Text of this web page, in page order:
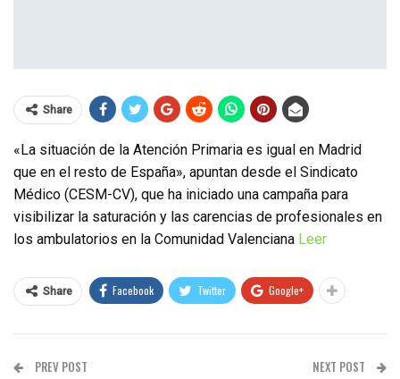
Share
«La situación de la Atención Primaria es igual en Madrid
que en el resto de España», apuntan desde el Sindicato
Médico (CESM-CV), que ha iniciado una campaña para
visibilizar la saturación y las carencias de profesionales en
los ambulatorios en la Comunidad Valenciana Leer
Share Facebook Twitter Google+
PREV POST NEXT POST